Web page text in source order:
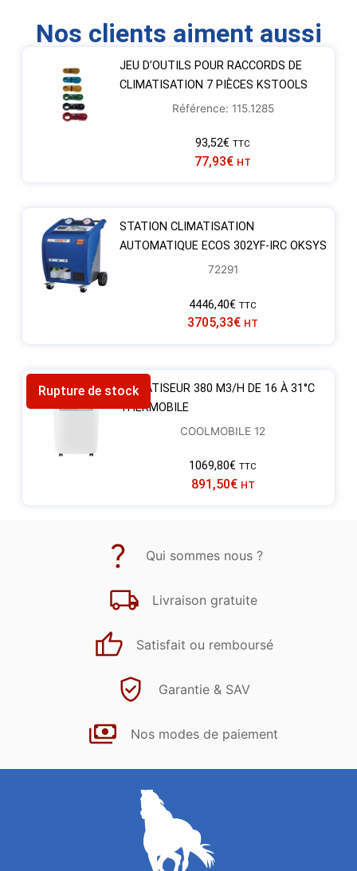
Nos clients aiment aussi
JEU D’OUTILS POUR RACCORDS DE
CLIMATISATION 7 PIÈCES KSTOOLS
Référence: 115.1285
93,52€ TTC
77,93€ HT
STATION CLIMATISATION
AUTOMATIQUE ECOS 302YF-IRC OKSYS
72291
4446,40€ TTC
3705,33€ HT
Rupture de stockCLIMATISEUR 380 M3/H DE 16 À 31°C
THERMOBILE
COOLMOBILE 12
1069,80€ TTC
891,50€ HT
Qui sommes nous ?
Livraison gratuite
Satisfait ou remboursé
Garantie & SAV
Nos modes de paiement